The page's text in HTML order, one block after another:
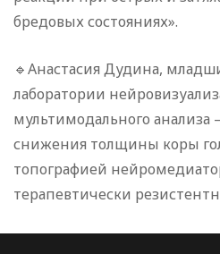
бредовых состояниях».
🔹Анастасия Дудина,
лаборатории
мультимодального анализа
снижения толщины коры
топографией
терапевтически